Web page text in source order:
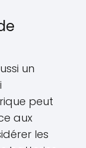
un
peut
aux
les